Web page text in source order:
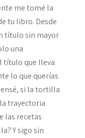
me tomé la
tu libro. Desde
título sin mayor
una
título que lleva
lo que querías
si la tortilla
trayectoria
las recetas
Y sigo sin